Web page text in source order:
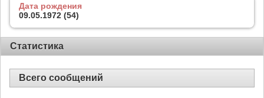
Дата рождения
09.05.1972 (54)
Статистика
Всего сообщений